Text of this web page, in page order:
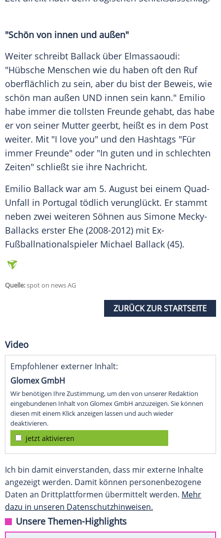
"Schön von innen und außen"
Weiter schreibt Ballack über Elmassaoudi:
"Hübsche Menschen wie du haben oft den Ruf
oberflächlich zu sein, aber du bist der Beweis, wie
schön man außen UND innen sein kann." Emilio
habe immer die tollsten Freunde gehabt, das habe
er von seiner Mutter geerbt, heißt es in dem Post
weiter. Mit "I love you" und den Hashtags "Für
immer Freunde" oder "In guten und in schlechten
Zeiten" schließt sie ihre Nachricht.
Emilio Ballack war am 5. August bei einem Quad-
Unfall in Portugal tödlich verunglückt. Er stammt
neben zwei weiteren Söhnen aus Simone Mecky-
Ballacks erster Ehe (2008-2012) mit Ex-
Fußballnationalspieler Michael Ballack (45).
Quelle:spot on news AG
ZURÜCK ZUR STARTSEITE
Video
Empfohlener externer Inhalt:
Glomex GmbH
Wir benötigen Ihre Zustimmung, um den von unserer Redaktion
eingebundenen Inhalt von Glomex GmbH anzuzeigen. Sie können
diesen mit einem Klick anzeigen lassen und auch wieder
deaktivieren.
jetzt aktivieren
Ich bin damit einverstanden, dass mir externe Inhalte
angezeigt werden. Damit können personenbezogene
Daten an Drittplattformen übermittelt werden. Mehr
dazu in unseren Datenschutzhinweisen.
Unsere Themen-Highlights